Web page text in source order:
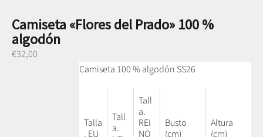
Ir al punto 1
Ir al punto 2
Ir al punto 3
Camiseta «Flores del Prado» 100 %
algodón
Preço promocional
€32,00
Camiseta 100 % algodón SS26
Talla
. EU
Tall
a.
Tall
a.
REI
NO
Busto
(cm)
Altura
(cm)